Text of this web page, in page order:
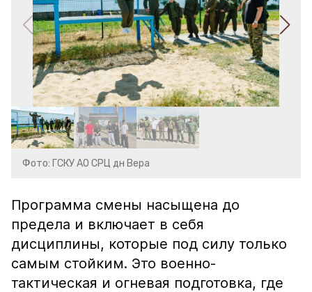
Фото: ГСКУ АО СРЦ дн Вера
Программа смены насыщена до
предела и включает в себя
дисциплины, которые под силу только
самым стойким. Это военно-
тактическая и огневая подготовка, где